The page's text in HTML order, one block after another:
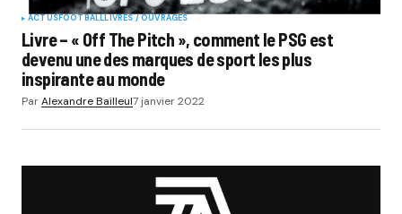
ACTUSFOOTBALLLIVRES / OUVRAGES
Livre – « Off The Pitch », comment le PSG est
devenu une des marques de sport les plus
inspirante au monde
ParAlexandre Bailleul7 janvier 2022